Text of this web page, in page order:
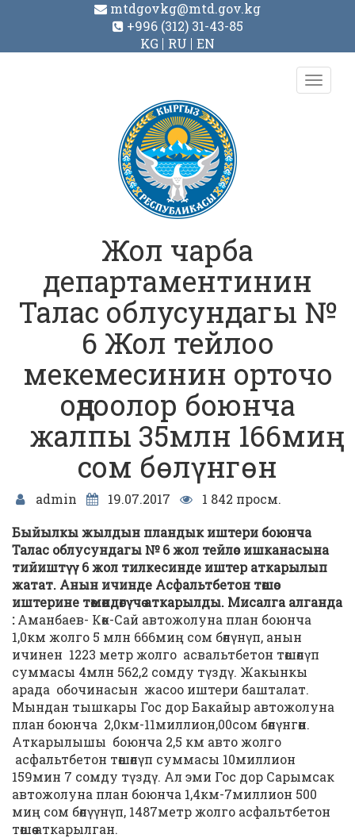
mtdgovkg@mtd.gov.kg
+996 (312) 31-43-85
KG
RU EN
Toggle
Жол чарба
департаментинин
Талас облусундагы №
6 Жол тейлоо
мекемесинин орточо
оңдоолор боюнча
жалпы 35млн 166миң
сом бѳлүнгѳн
admin 19.07.2017
1 842 просм.
Быйылкы жылдын пландык иштери боюнча
Талас облусундагы № 6 жол тейлѳо ишканасына
тийиштүү 6 жол тилкесинде иштер аткарылып
жатат. Анын ичинде Асфальтбетон тѳшѳѳ
иштерине тѳмѳндѳгүчѳ аткарылды. Мисалга алганда
:Аманбаев- Кѳк-Сай автожолуна план боюнча
1,0км жолго 5 млн 666миң сом бѳлүнүп, анын
ичинен 1223 метр жолго асвальтбетон тѳшѳлүп
суммасы 4млн 562,2 сомду түздү. Жакынкы
арада обочинасын жасоо иштери башталат.
Мындан тышкары Гос дор Бакайыр автожолуна
план боюнча 2,0км-11миллион,00сом бѳлүнгѳн.
Аткарылышы боюнча 2,5 км авто жолго
асфальтбетон тѳшѳлүп суммасы 10миллион
159мин 7 сомду түздү. Ал эми Гос дор Сарымсак
автожолуна план боюнча 1,4км-7миллион 500
миң сом бѳлүүнүп, 1487метр жолго асфальтбетон
тѳшѳѳ аткарылган.